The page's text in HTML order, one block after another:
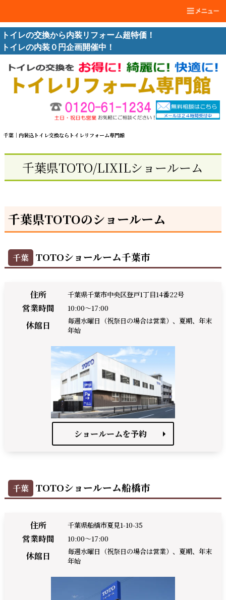
トイレの交換から内装リフォーム超特価！
トイレの内装０円企画開催中！
千葉｜内装込トイレ交換ならトイレリフォーム専門館
千葉県TOTO/LIXILショールーム
千葉県TOTOのショールーム
千葉 TOTOショールーム千葉市
住所 千葉県千葉市中央区登戸1丁目14番22号
営業時間 10:00～17:00
休館日
毎週水曜日（祝祭日の場合は営業）、夏期、年末
年始
ショールームを予約
千葉 TOTOショールーム船橋市
住所 千葉県船橋市夏見1-10-35
営業時間 10:00～17:00
休館日
毎週水曜日（祝祭日の場合は営業）、夏期、年末
年始